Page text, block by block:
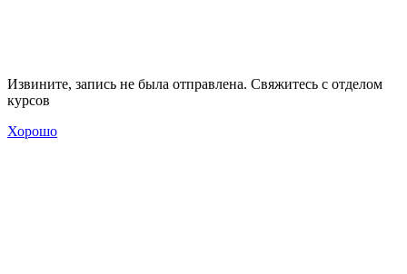
Извините, запись не была отправлена. Свяжитесь с отделом
курсов
Хорошо